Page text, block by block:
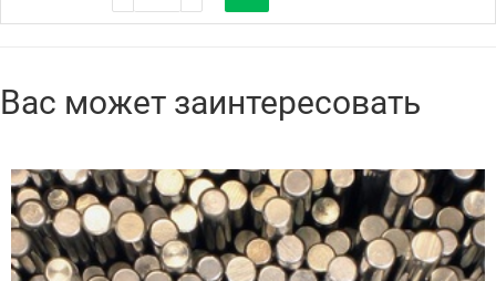
Вас может заинтересовать